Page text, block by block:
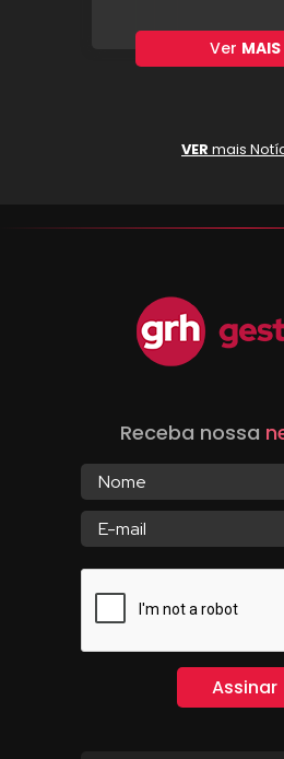
Ver MAIS
VER mais
Receba nossa